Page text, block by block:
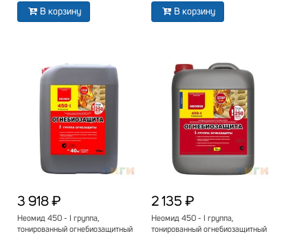
В корзину В корзину
3 918 ₽
Неомид 450 - I группа,
тонированный огнебиозащитный
2 135 ₽
Неомид 450 - I группа,
тонированный огнебиозащитный